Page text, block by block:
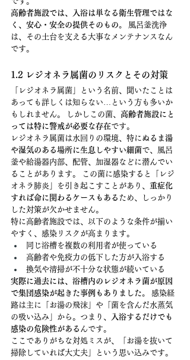
高齢者施設では、入浴は単なる衛生管理ではな
く、安心・安全の提供そのもの。
風呂釜洗浄
は、その土台を支える大事なメンテナンスなん
です。
1.2 レジオネラ属菌のリスクとその対策
「レジオネラ属菌」という名前、聞いたことは
あっても詳しくは知らない…という方も多いか
もしれません。 しかしこの菌、 高齢者施設にと
っては特に警戒が必要な存在です。
レジオネラ属菌は水回りの環境、特に ぬるま湯
や湿気のある場所に生息しやすい細菌で、風呂
釜や給湯器内部、配管、加湿器などに潜んでい
ることがあります。 この菌に感染すると「レジ
オネラ肺炎」を引き起こすことがあり、 重症化
すれば命に関わるケースもある ため、しっかり
した対策が欠かせません。
特に高齢者施設では、以下のような条件が揃い
やすく、感染リスクが高まります。
同じ浴槽を複数の利用者が使っている
高齢者や免疫力の低下した方が入浴する
換気や清掃が不十分な状態が続いている
実際に過去には、浴槽内のレジオネラ菌が原因
で集団感染が起きた事例もありました。
感染経
路は主に「お湯の飛沫」や「菌を含んだ水蒸気
の吸い込み」から。つまり、
入浴するだけでも
感染の危険性がある んです。
ここでありがちな対処ミスが、「お湯を抜いて
掃除していれば大丈夫」という思い込みです。